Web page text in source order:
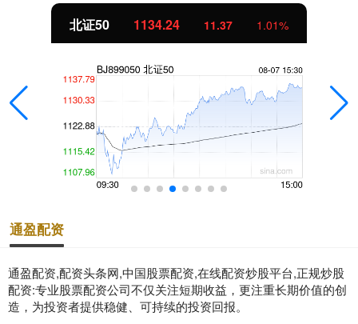
北证50 1134.24 11.37 1.01%
通盈配资
通盈配资,配资头条网,中国股票配资,在线配资炒股平台,正规炒股
配资:专业股票配资公司不仅关注短期收益，更注重长期价值的创
造，为投资者提供稳健、可持续的投资回报。